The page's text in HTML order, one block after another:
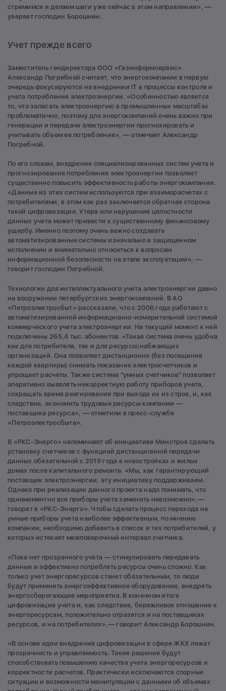
стремимся и делаем шаги уже сейчас в этом направлении», —
уверяет господин Борошнин.
Учет прежде всего
Заместитель гендиректора ООО «Газинформсервис»
Александр Погребной считает, что энергокомпании в первую
очередь фокусируются на внедрении IT в процессы контроля и
учета потребления электроэнергии. «Особенностью является
то, что запасать электроэнергию в промышленных масштабах
проблематично, поэтому для энергокомпаний очень важно при
генерации и передаче электроэнергии прогнозировать и
учитывать объем ее потребления», — отмечает Александр
Погребной.
По его словам, внедрение специализированных систем учета и
прогнозирования потребления электроэнергии позволяет
существенно повысить эффективность работы энергокомпании.
«Данные из этих систем используются при взаиморасчетах с
потребителями, в этом как раз заключается обратная сторона
такой цифровизации. Утеря или нарушение целостности
данных учета может привести к существенному финансовому
ущербу. Именно поэтому очень важно создавать
автоматизированные системы изначально в защищенном
исполнении и внимательно относиться к вопросам
информационной безопасности на этапе эксплуатации», —
говорит господин Погребной.
Технологии для интеллектуального учета электроэнергии давно
на вооружении петербургских энергокомпаний. В АО
«Петроэлектросбыт» рассказали, что с 2006 года работают с
автоматизированной информационно-измерительной системой
коммерческого учета электроэнергии. На текущий момент к ней
подключены 265,4 тыс. абонентов. «Такая система очень удобна
как для потребителя, так и для ресурсоснабжающих
организаций. Она позволяет дистанционно (без посещения
каждой квартиры) снимать показания электросчетчиков и
упрощает расчеты. Также система "умных счетчиков" позволяет
оперативно выявлять некорректную работу приборов учета,
сокращать время реагирования при выходе их из строя, и, как
следствие, экономить трудовые ресурсы компании —
поставщика ресурса», — отметили в пресс-службе
«Петроэлектросбыта».
В «РКС-Энерго» напоминают об инициативе Минстроя сделать
установку счетчиков с функцией дистанционной передачи
данных обязательной с 2019 года в новостройках и жилых
домах после капитального ремонта. «Мы, как гарантирующий
поставщик электроэнергии, эту инициативу поддерживаем.
Однако при реализации данного проекта надо понимать, что
одномоментно все приборы учета заменить невозможно»,—
говорят в «РКС-Энерго». Чтобы сделать процесс перехода на
умные приборы учета наиболее эффективным, по мнению
компании, необходимо добавить в список и тех потребителей, у
которых истекает межповерочный интервал счетчика.
«Пока нет прозрачного учета — стимулировать передавать
данные и эффективно потреблять ресурсы очень сложно. Как
только учет энергоресурсов станет обязательным, то люди
будут применять энергоэффективное оборудование, внедрять
энергосберегающие мероприятия. В конечном итоге
цифровизация учета и, как следствие, бережливое отношение к
энергоресурсам, положительно отразятся и на поставщиках
ресурсов, и на потребителях»,— говорит Александр Борошнин.
«В основе идеи внедрения цифровизации в сфере ЖКХ лежат
прозрачность и управляемость. Такие решения будут
способствовать повышению качества учета энергоресурсов и
корректности расчетов. Практически исключаются спорные
ситуации и возможности манипуляции с данными об объемах